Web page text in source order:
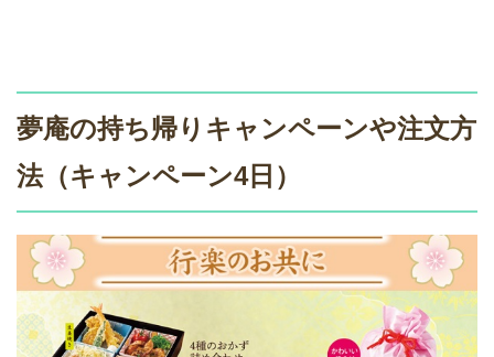
夢庵の持ち帰りキャンペーンや注文方
法（キャンペーン4日）